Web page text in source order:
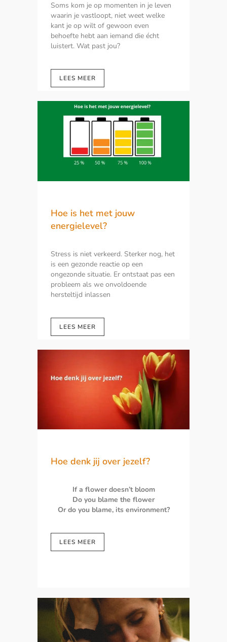
Soms kom je op momenten in je leven
waarin je vastloopt, niet weet welke
kant je op wilt of gewoon even
behoefte hebt aan iemand die écht
luistert. Wat past jou?
LEES MEER
Hoe is het met jouw
energielevel?
Stress is niet verkeerd. Sterker nog, het
is een gezonde reactie op een
ongezonde situatie. Er ontstaat pas een
probleem als we onvoldoende
hersteltijd inlassen
LEES MEER
Hoe denk jij over jezelf?
If a flower doesn’t bloom
Do you blame the flower
Or do you blame, its environment?
LEES MEER